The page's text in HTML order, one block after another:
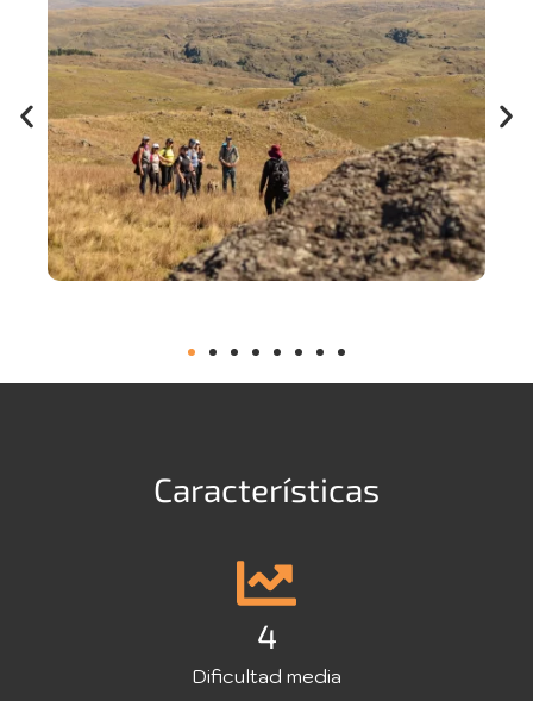
Características
4
Dificultad media